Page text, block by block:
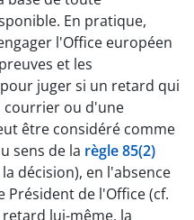
En pratique,
l'Office européen
et les
juger si un retard qui
ou d'une
être considéré comme
sens de la règle 85(2)
décision), en l'absence
de l'Office (cf.
lui-même, la